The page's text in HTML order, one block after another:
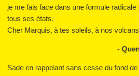
je me fais face dans une formule radicale
tous ses états.
Cher Marquis, à tes soleils, à nos
-
Sade en rappelant sans cesse du fond